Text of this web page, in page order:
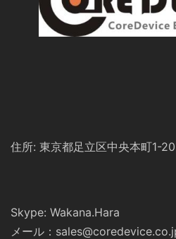
住所: 東京都足立区中央本町1-
Skype: Wakana.Hara
メール：